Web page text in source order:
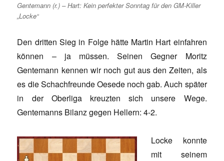
Gentemann (r.) – Hart: Kein perfekter Sonntag für den GM-Killer
„Locke“
Den dritten Sieg in Folge hätte Martin Hart einfahren
können – ja müssen. Seinen Gegner Moritz
Gentemann kennen wir noch gut aus den Zeiten, als
es die Schachfreunde Oesede noch gab. Auch später
in der Oberliga kreuzten sich unsere Wege.
Gentemanns Bilanz gegen Hellern: 4-2.
Locke konnte
mit seinem